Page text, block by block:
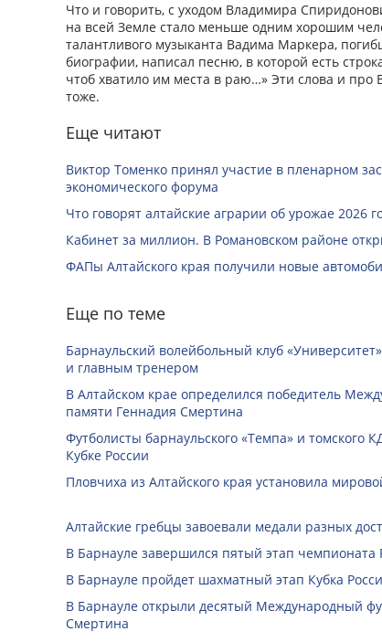
Что и говорить, с уходом Владимира
на всей Земле стало меньше одним хорошим
талантливого музыканта Вадима Маркера,
биографии, написал песню, в которой есть
чтоб хватило им места в раю…» Эти слова и
тоже.
Еще читают
Виктор Томенко принял участие в пленарном
экономического форума
Что говорят алтайские аграрии об урожае 2026
Кабинет за миллион. В Романовском районе
ФАПы Алтайского края получили новые
Еще по теме
Барнаульский волейбольный клуб
и главным тренером
В Алтайском крае определился победитель
памяти Геннадия Смертина
Футболисты барнаульского «Темпа» и томского
Кубке России
Пловчиха из Алтайского края установила
Алтайские гребцы завоевали медали разных
В Барнауле завершился пятый этап чемпионата
В Барнауле пройдет шахматный этап Кубка
В Барнауле открыли десятый Международный
Смертина